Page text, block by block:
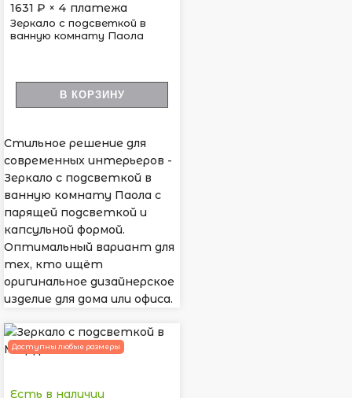
1631 ₽ × 4 платежа
Зеркало с подсветкой в
ванную комнату Паола
В КОРЗИНУ
Стильное решение для
современных интерьеров -
Зеркало с подсветкой в
ванную комнату Паола с
парящей подсветкой и
капсульной формой.
Оптимальный вариант для
тех, кто ищёт
оригинальное дизайнерское
изделие для дома или офиса.
Доступны любые размеры
Есть в наличии